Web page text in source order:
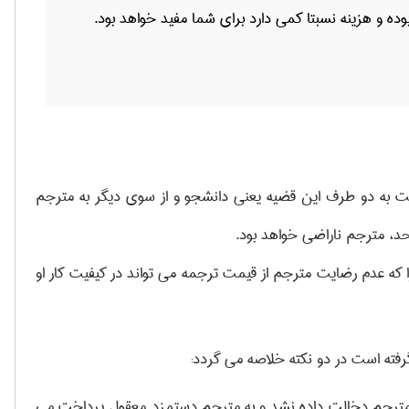
و هزینه نسبتا کمی دارد برای شما مفید خواهد بود.
به دو طرف این قضیه یعنی دانشجو و از سوی دیگر به مترجم
مترجم ناراضی خواهد بود.
عدم رضایت مترجم از قیمت ترجمه می تواند در کیفیت کار او
است در دو نکته خلاصه می گردد: